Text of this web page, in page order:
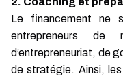
Le financement ne
entrepreneurs de
d’entrepreneuriat, de
de stratégie. Ainsi,